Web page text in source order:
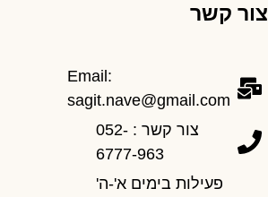
צור קשר
Email:
sagit.nave@gmail.com
צור קשר : 052-
6777-963
פעילות בימים א'-ה'